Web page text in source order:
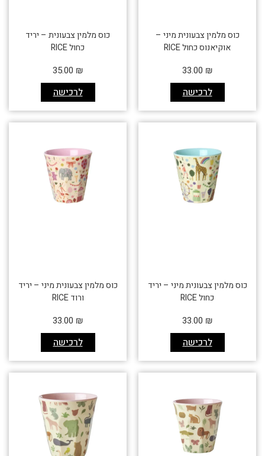
כוס מלמין צבעונית מיני –
אוקיאנוס כחול RICE
לרכישה
33.00 ₪
כוס מלמין צבעונית – יריד
כחול RICE
לרכישה
35.00 ₪
כוס מלמין צבעונית מיני – יריד
כחול RICE
לרכישה
33.00 ₪
כוס מלמין צבעונית מיני – יריד
ורוד RICE
לרכישה
33.00 ₪